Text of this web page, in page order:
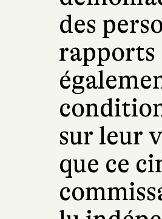
des
rapports
sur leur
que ce